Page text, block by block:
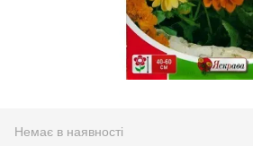
Немає в наявності